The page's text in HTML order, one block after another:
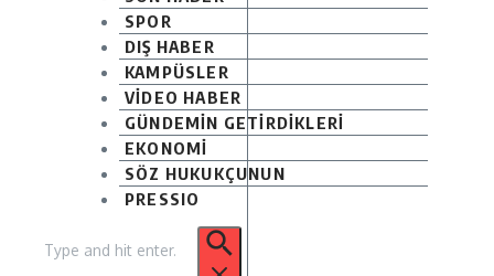
SPOR
DIŞ HABER
KAMPÜSLER
VİDEO HABER
GÜNDEMİN GETİRDİKLERİ
EKONOMİ
SÖZ HUKUKÇUNUN
PRESSIO